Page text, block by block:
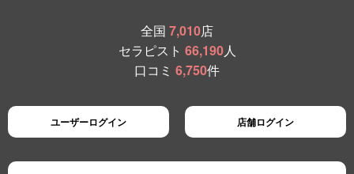
全国 7,010店
セラピスト 66,190人
口コミ 6,750件
ユーザーログイン 店舗ログイン